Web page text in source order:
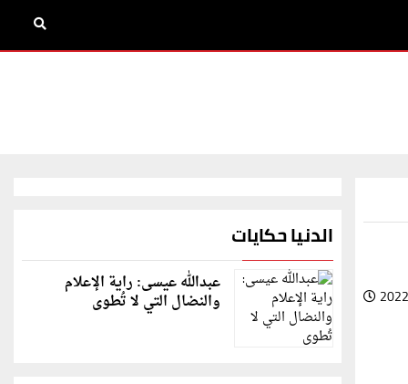
الدنيا حكايات
عبدالله عيسى: راية الإعلام
والنضال التي لا تُطوى